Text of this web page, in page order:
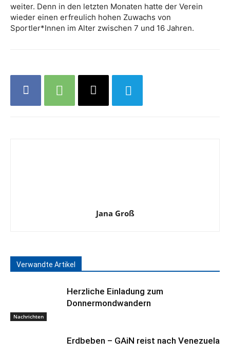
weiter. Denn in den letzten Monaten hatte der Verein
wieder einen erfreulich hohen Zuwachs von
Sportler*Innen im Alter zwischen 7 und 16 Jahren.
Jana Groß
Verwandte Artikel
Nachrichten
Herzliche Einladung zum
Donnermondwandern
Erdbeben – GAiN reist nach Venezuela